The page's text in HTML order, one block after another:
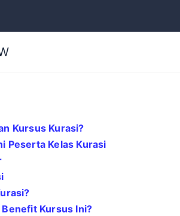
Kursus Kurasi?
Peserta Kelas Kurasi
?
Benefit Kursus Ini?